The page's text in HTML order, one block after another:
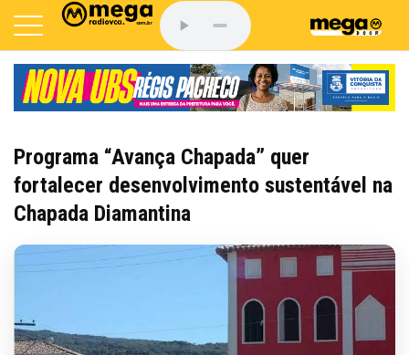
Programa “Avança Chapada” quer
fortalecer desenvolvimento sustentável na
Chapada Diamantina